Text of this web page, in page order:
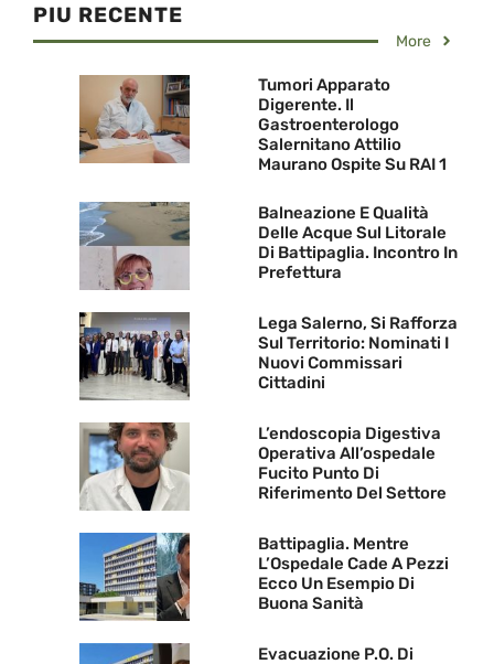
PIU RECENTE
More
Tumori Apparato
Digerente. Il
Gastroenterologo
Salernitano Attilio
Maurano Ospite Su RAI 1
Balneazione E Qualità
Delle Acque Sul Litorale
Di Battipaglia. Incontro In
Prefettura
Lega Salerno, Si Rafforza
Sul Territorio: Nominati I
Nuovi Commissari
Cittadini
L’endoscopia Digestiva
Operativa All’ospedale
Fucito Punto Di
Riferimento Del Settore
Battipaglia. Mentre
L’Ospedale Cade A Pezzi
Ecco Un Esempio Di
Buona Sanità
Evacuazione P.O. Di